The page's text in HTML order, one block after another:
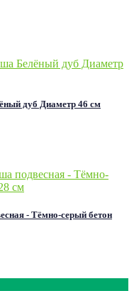
дуб Диаметр 46 см
- Тёмно-серый бетон